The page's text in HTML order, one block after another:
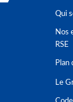
Qui
Nos
RSE
Plan
Le